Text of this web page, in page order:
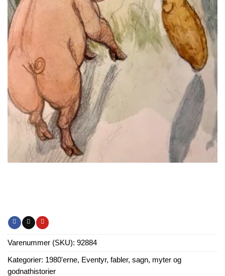
Varenummer (SKU): 92884
Kategorier: 1980'erne, Eventyr, fabler, sagn, myter og
godnathistorier